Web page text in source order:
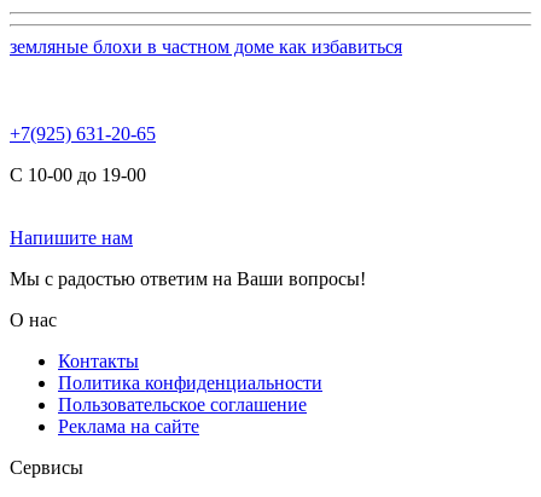
земляные блохи в частном доме как избавиться
+7(925) 631-20-65
С 10-00 до 19-00
Напишите нам
Мы с радостью ответим на Ваши вопросы!
О нас
Контакты
Политика конфиденциальности
Пользовательское соглашение
Реклама на сайте
Сервисы